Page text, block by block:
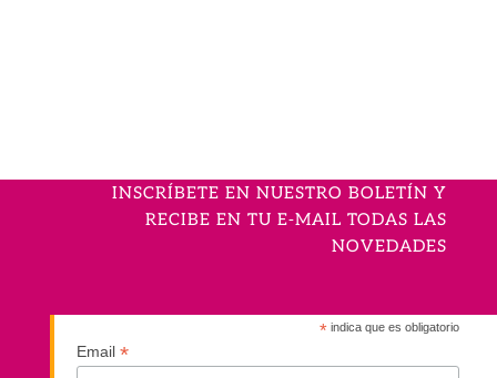
INSCRÍBETE EN NUESTRO BOLETÍN Y
RECIBE EN TU E-MAIL TODAS LAS
NOVEDADES
* indica que es obligatorio
Email *